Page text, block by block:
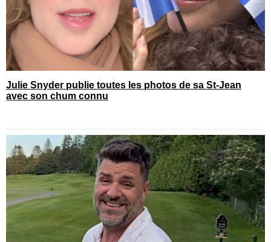
Julie Snyder publie toutes les photos de sa St-Jean
avec son chum connu